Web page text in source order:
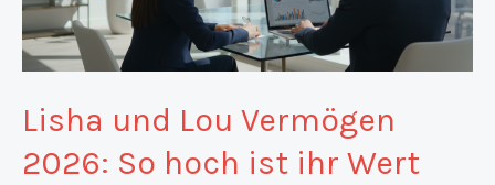
Lisha und Lou Vermögen
2026: So hoch ist ihr Wert